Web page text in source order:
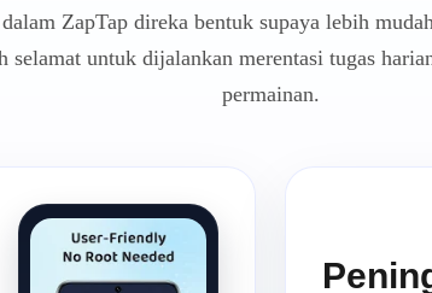
ZapTap direka bentuk supaya lebih
selamat untuk dijalankan merentasi tugas
permainan.